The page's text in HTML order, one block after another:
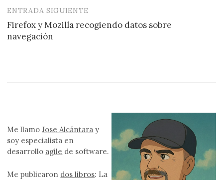
entradas
ENTRADA SIGUIENTE
Firefox y Mozilla recogiendo datos sobre
navegación
Me llamoJose Alcántara y
soy especialista en
desarrollo agile de software.
Me publicaron dos libros: La